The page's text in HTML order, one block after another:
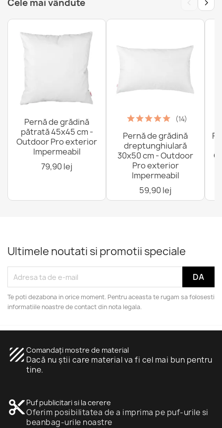
Cearceaf de bumbac fara elastic 90x200 cm
78,99 lej
44,99 lej
Cearceaf de bumbac fara elastic 180x220 cm
123,99 lej
Cearceaf de bumbac fara elastic 90x220 cm
83,99 lej
Cele mai vândute
Pernă de grădină
pătrată 45x45 cm -
Outdoor Pro exterior
Impermeabil
79,90 lej
(14)
Pernă de grădină
dreptunghiulară
30x50 cm - Outdoor
Pro exterior
Impermeabil
59,90 lej
Ultimele noutati si promotii speciale
Te poti dezabona in orice moment. Pentru aceasta te rugam sa folosesti
informatiile noastre de contact din nota legala.
texture Comandați mostre de material
Dacă nu știi care material va fi cel mai bun pentru
tine.
content_cut Puf publicitari si la cerere
Oferim posibilitatea de a imprima pe puf-urile si
beanbag-urile noastre